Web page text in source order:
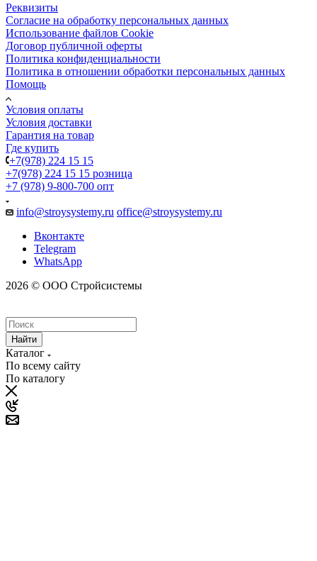
Реквизиты
Согласие на обработку персональных данных
Использование файлов Cookie
Договор публичной оферты
Политика конфиденциальности
Политика в отношении обработки персональных данных
Помощь
Условия оплаты
Условия доставки
Гарантия на товар
Где купить
+7(978) 224 15 15
+7(978) 224 15 15 розница
+7 (978) 9-800-700 опт
info@stroysystemy.ru office@stroysystemy.ru
Вконтакте
Telegram
WhatsApp
2026 © ООО Стройсистемы
Найти
Каталог
По всему сайту
По каталогу